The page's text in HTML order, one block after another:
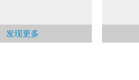
发现更多